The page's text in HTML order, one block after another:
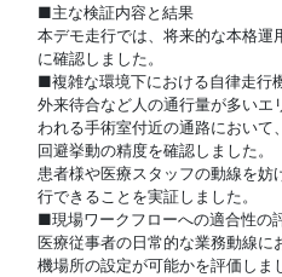
■主な検証内容と結果
本デモ走行では、将来的な本格運
に確認しました。
■複雑な環境下における自律走行
外来待合など人の通行量が多いエ
われる手術室付近の通路におい
回避挙動の精度を確認しました。
患者様や医療スタッフの動線を妨
行できることを実証しました。
■現場ワークフローへの適合性の
医療従事者の日常的な業務動線に
機場所の設定が可能かを評価しま